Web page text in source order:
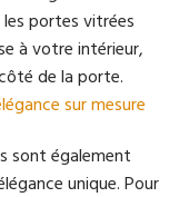
les portes vitrées
à votre intérieur,
de la porte.
sur mesure
sont également
unique. Pour